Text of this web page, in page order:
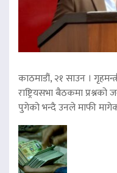
काठमाडौं, २१ साउन ।
राष्ट्रियसभा बैठकमा
पुगेको भन्दै उनले माफी